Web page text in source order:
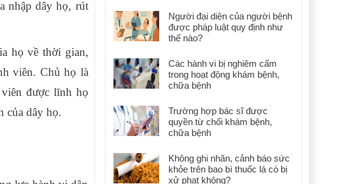
nhập dây họ, rút
họ về thời gian,
viên. Chủ họ là
được lĩnh họ
của dây họ.
Người đại diện của người bệnh
được pháp luật quy định như
thế nào?
Các hành vi bị nghiêm cấm
trong hoạt động khám bệnh,
chữa bệnh
Trường hợp bác sĩ được
quyền từ chối khám bệnh,
chữa bệnh
Không ghi nhãn, cảnh báo sức
khỏe trên bao bì thuốc lá có bị
xử phạt không?